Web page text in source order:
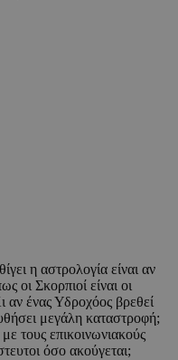
η αστρολογία είναι αν
οι Σκορπιοί είναι οι
αν ένας Υδροχόος βρεθεί
μεγάλη καταστροφή;
τους επικοινωνιακούς
όσο ακούγεται;